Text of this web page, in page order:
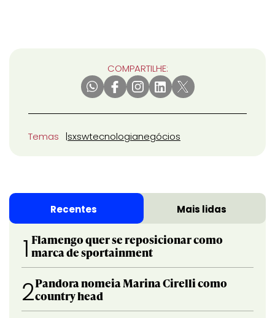
COMPARTILHE:
Temas sxswtecnologianegócios
Recentes Mais lidas
1 Flamengo quer se reposicionar como
marca de sportainment
2Pandora nomeia Marina Cirelli como
country head